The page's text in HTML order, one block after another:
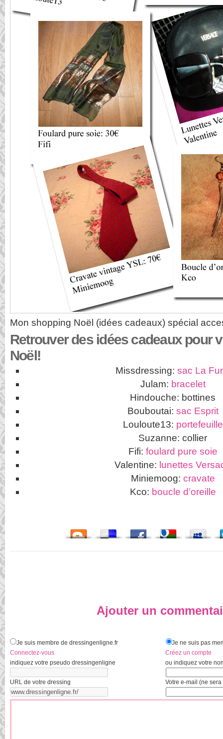
Mon shopping Noël (idées cadeaux) spécial
Retrouver des idées cadeaux pour
Noël!
Missdressing: sac La
Julam: bracelet
Hindouche: bottines
Bouboutai: sac Esprit
Louloute13: portefeuille
Suzanne: collier
Fifi: foulard pure soie
Valentine: lunettes
Miniemoog: cravate
Kco: boucle d’oreille
Ajouter un
Je suis membre de dressingenligne.fr
Connectez-vous
indiquez votre pseudo dressingenligne
URL de votre dressing
Je ne suis pas
Créez un compte
ou indiquez votre
Votre e-mail (ne